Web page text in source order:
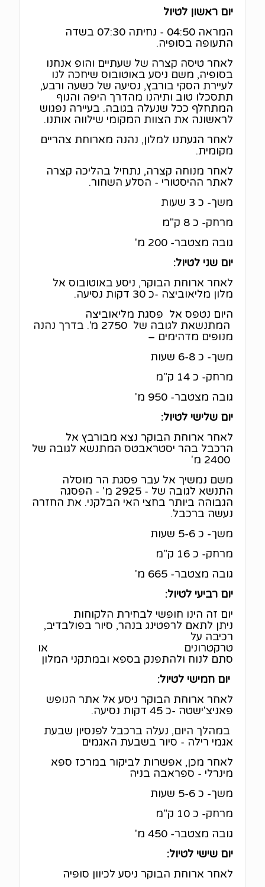
יום ראשון לטיול
המראה 04:50 - נחיתה 07:30 בשדה
התעופה בסופיה.
לאחר טיסה קצרה של שעתיים והופ אנחנו
בסופיה, משם ניסע באוטובוס שיחכה לנו
לעיירת הסקי בורבץ, נסיעה של כשעה ורבע,
תתסכלו טוב ותיהנו מהדרך היפה והנוף
המתחלף ככל שנעלה בגובה. בעיירה נפגוש
לראשונה את הצוות המקומי שילווה אותנו.
לאחר הגעתנו למלון, נהנה מארוחת צהריים
מקומית.
לאחר מנוחה קצרה, נתחיל בהליכה קצרה
לאתר ההיסטורי - הסלע השחור.
משך- כ 3 שעות
מרחק- כ 8 ק"מ
גובה מצטבר- 200 מ'
יום שני לטיול:
לאחר ארוחת הבוקר, ניסע באוטובוס אל
מלון מליאוביצה -כ 30 דקות נסיעה.
היום נטפס אל פסגת מליאוביצה
המתנשאת לגובה של 2750 מ'. בדרך נהנה
מנופים מדהימים –
משך- כ 6-8 שעות
מרחק- כ 14 ק"מ
גובה מצטבר- 950 מ'
יום שלישי לטיול:
לאחר ארוחת הבוקר נצא מבורבץ אל
הרכבל בהר יסטראבטס המתנשא לגובה של
משם נמשיך אל עבר פסגת הר מוסלה
התנשא לגובה של - 2925 מ' - הפסגה
הגבוהה ביותר בחצי האי הבלקני. את החזרה
נעשה ברכבל.
משך- כ 5-6 שעות
מרחק- כ 16 ק"מ
גובה מצטבר- 665 מ'
יום רביעי לטיול:
יום זה הינו חופשי לבחירת הלקוחות
ניתן לתאם לרפטינג בנהר, סיור בפולבדיב,
רכיבה על
טרקטרונים או
סתם לנוח ולהתפנק בספא ובמתקני המלון
יום חמישי לטיול:
לאחר ארוחת הבוקר ניסע אל אתר הנופש
פאניצ'ישטה -כ 45 דקות נסיעה.
במהלך היום, נעלה ברכבל לפנסיון שבעת
אגמי רילה - סיור בשבעת האגמים
לאחר מכן, אפשרות לביקור במרכז ספא
מינרלי - ספראבה בניה
משך- כ 5-6 שעות
מרחק- כ 10 ק"מ
גובה מצטבר- 450 מ'
יום שישי לטיול:
לאחר ארוחת הבוקר ניסע לכיוון סופיה